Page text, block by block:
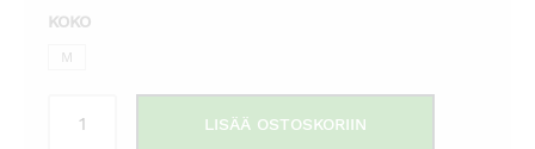
KOKO
M
Adda
LISÄÄ OSTOSKORIIN